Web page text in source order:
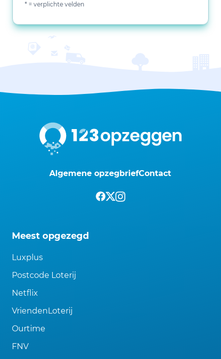
* = verplichte velden
Algemene opzegbriefContact
Meest opgezegd
Luxplus
Postcode Loterij
Netflix
VriendenLoterij
Ourtime
FNV